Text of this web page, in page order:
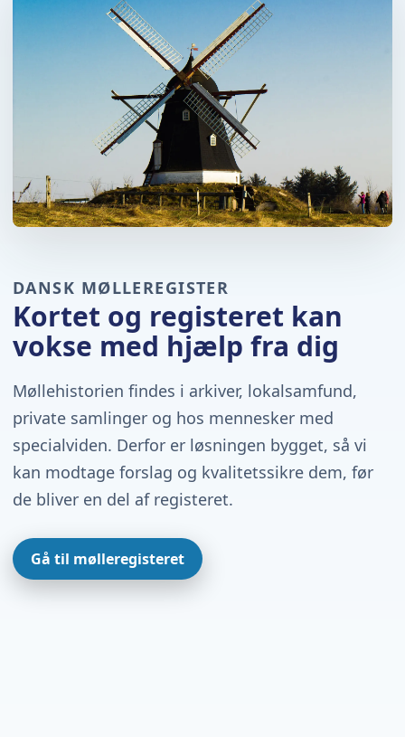
DANSK MØLLEREGISTER
Kortet og registeret kan
vokse med hjælp fra dig
Møllehistorien findes i arkiver, lokalsamfund,
private samlinger og hos mennesker med
specialviden. Derfor er løsningen bygget, så vi
kan modtage forslag og kvalitetssikre dem, før
de bliver en del af registeret.
Gå til mølleregisteret